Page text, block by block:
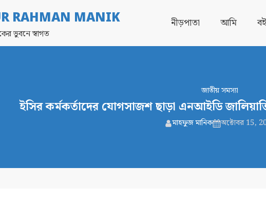
RAHMAN MANIK
ভুবনে স্বাগত
নীড়পাতা আমি
জাতীয় সমস্যা
ইসির কর্মকর্তাদের যোগসাজশ ছাড়া এনআইডি
মাহফুজ মানিক অক্টোবর 15,